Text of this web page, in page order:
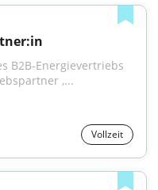
B2B-Energievertriebs
,...
Vollzeit